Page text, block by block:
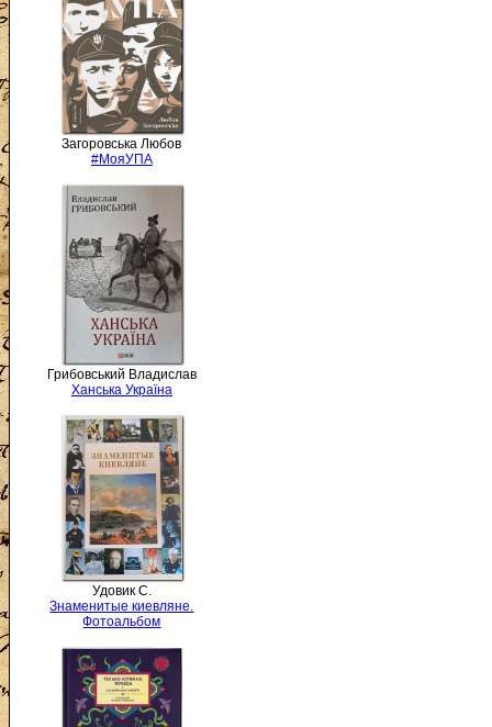
Загоровська Любов
#МояУПА
Грибовський Владислав
Ханська Україна
Удовик С.
Знаменитые киевляне.
Фотоальбом